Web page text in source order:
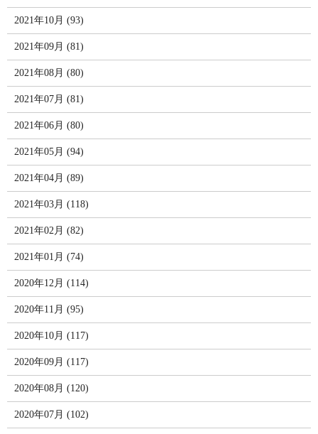
2021年10月 (93)
2021年09月 (81)
2021年08月 (80)
2021年07月 (81)
2021年06月 (80)
2021年05月 (94)
2021年04月 (89)
2021年03月 (118)
2021年02月 (82)
2021年01月 (74)
2020年12月 (114)
2020年11月 (95)
2020年10月 (117)
2020年09月 (117)
2020年08月 (120)
2020年07月 (102)